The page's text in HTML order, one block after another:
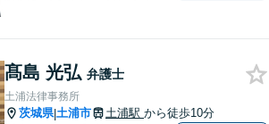
歩を踏み出しましょう。お気
軽にお問い合わせください。
髙島 光弘 弁護士
土浦法律事務所
茨城県|土浦市 土浦駅 から徒歩10分